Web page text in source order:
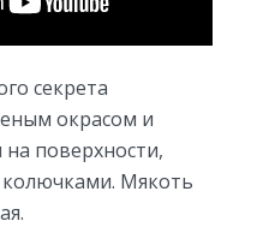
секрета
окрасом и
поверхности,
Мякоть